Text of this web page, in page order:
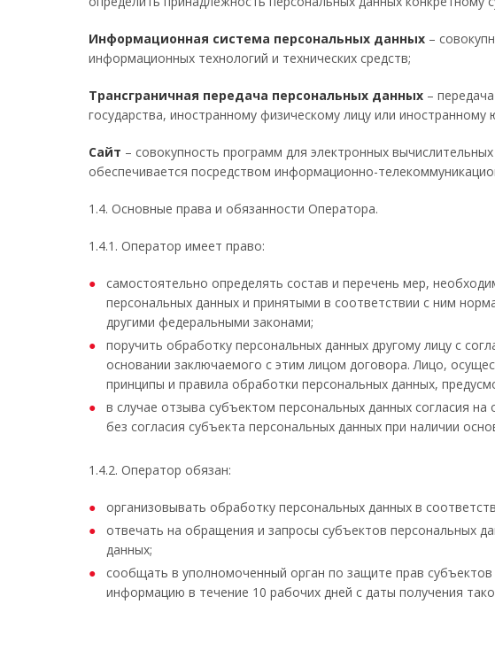
Информационная система персональных данных –
информационных технологий и технических средств;
Трансграничная передача персональных данных –
государства, иностранному физическому лицу или иностранному
Сайт – совокупность программ для электронных
обеспечивается посредством информационно-
1.4. Основные права и обязанности Оператора.
1.4.1. Оператор имеет право:
самостоятельно определять состав и перечень мер,
персональных данных и принятыми в соответствии с ним
другими федеральными законами;
поручить обработку персональных данных другому лицу с
основании заключаемого с этим лицом договора. Лицо,
принципы и правила обработки персональных данных,
в случае отзыва субъектом персональных данных согласия
без согласия субъекта персональных данных при наличии
1.4.2. Оператор обязан:
организовывать обработку персональных данных в
отвечать на обращения и запросы субъектов персональных
данных;
сообщать в уполномоченный орган по защите прав
информацию в течение 10 рабочих дней с даты получения